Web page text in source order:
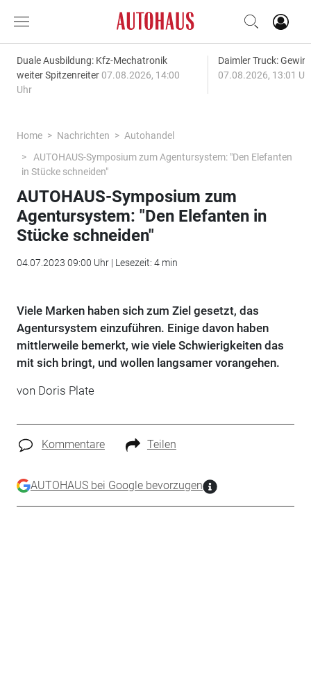
Duale Ausbildung: Kfz-Mechatronik
weiter Spitzenreiter 07.08.2026, 14:00
Uhr
Daimler Truck:
07.08.2026, 13:01
Home Nachrichten
Autohandel
AUTOHAUS-Symposium zum Agentursystem: "Den Elefanten
in Stücke schneiden"
AUTOHAUS-Symposium zum
Agentursystem: "Den Elefanten in
Stücke schneiden"
04.07.2023 09:00 Uhr | Lesezeit: 4 min
Viele Marken haben sich zum Ziel gesetzt, das
Agentursystem einzuführen. Einige davon haben
mittlerweile bemerkt, wie viele Schwierigkeiten das
mit sich bringt, und wollen langsamer vorangehen.
von Doris Plate
Kommentare Teilen
AUTOHAUS bei Google bevorzugen